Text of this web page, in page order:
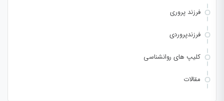
فرزند پروری
فرزندپروردی
کلیپ های روانشناسی
مقالات